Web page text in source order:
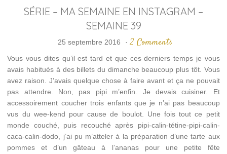
SÉRIE – MA SEMAINE EN INSTAGRAM –
SEMAINE 39
25 septembre 2016 · 2 Comments
Vous vous dites qu’il est tard et que ces derniers temps je vous
avais habitués à des billets du dimanche beaucoup plus tôt. Vous
avez raison. J’avais quelque chose à faire avant et ça ne pouvait
pas attendre. Non, pas pipi m’enfin. Je devais cuisiner. Et
accessoirement coucher trois enfants que je n’ai pas beaucoup
vus du wee-kend pour cause de boulot. Une fois tout ce petit
monde couché, puis recouché après pipi-calin-tétine-pipi-calin-
caca-calin-dodo, j’ai pu m’atteler à la préparation d’une tarte aux
pommes et d’un gâteau à l’ananas pour une petite fête